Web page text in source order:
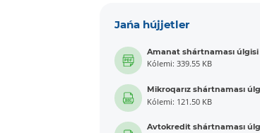
Jańa hújjetler
Amanat shártnaması úlgisi
Kólemi: 339.55 KB
Mikroqarız shártnaması
Kólemi: 121.50 KB
Avtokredit shártnaması